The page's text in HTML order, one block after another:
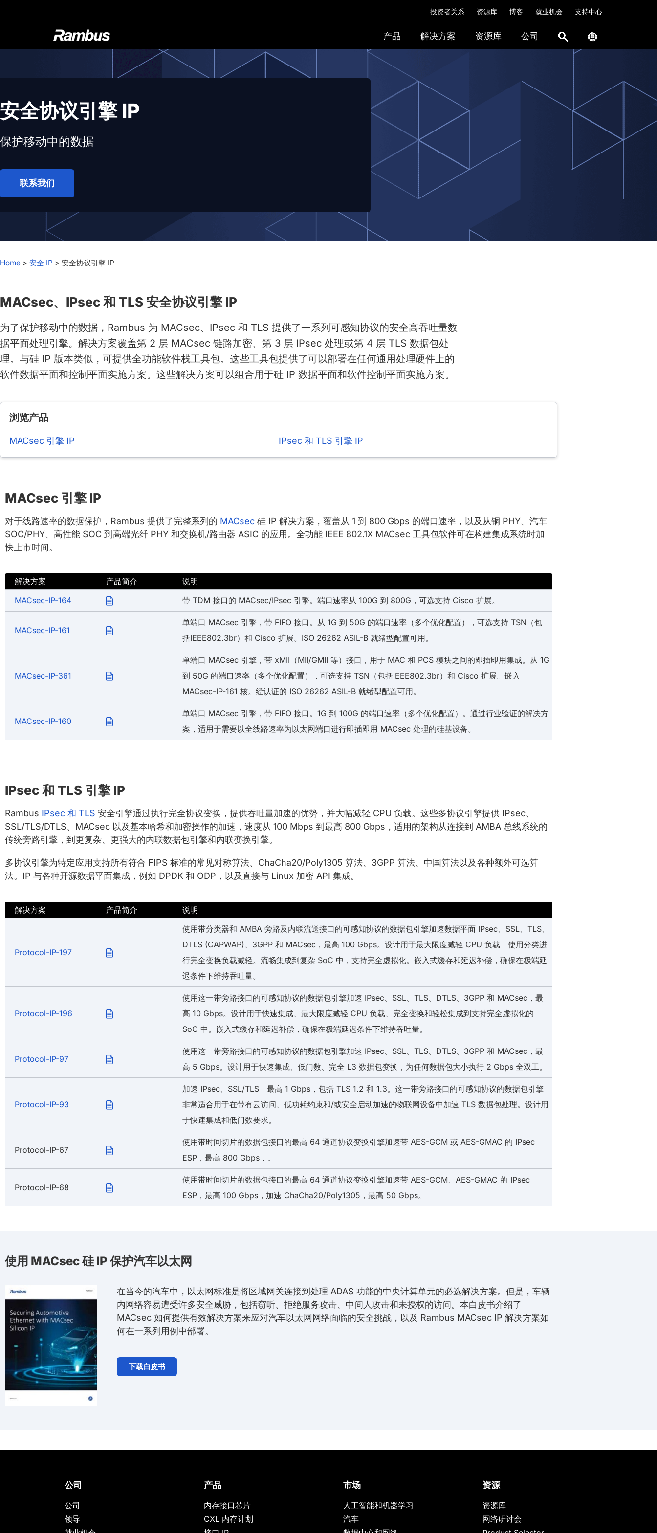
投资者关系 资源库 博客 就业机会 支持中心
Rambus
At
we
cutting-
edge
and
products,
providing
industry-
chips
and
IP
data
and
safer.
产品 解决方案 资源库 公司
安全协议引擎 IP
保护移动中的数据
联系我们
Home > 安全 IP > 安全协议引擎 IP
MACsec、IPsec 和 TLS 安全协议引擎 IP
为了保护移动中的数据，Rambus 为 MACsec、IPsec 和 TLS 提供了一系列可感知协议的安全高吞吐量数
据平面处理引擎。解决方案覆盖第 2 层 MACsec 链路加密、第 3 层 IPsec 处理或第 4 层 TLS 数据包处
理。与硅 IP 版本类似，可提供全功能软件栈工具包。这些工具包提供了可以部署在任何通用处理硬件上的
软件数据平面和控制平面实施方案。这些解决方案可以组合用于硅 IP 数据平面和软件控制平面实施方案。
浏览产品
MACsec 引擎 IP IPsec 和 TLS 引擎 IP
MACsec 引擎 IP
对于线路速率的数据保护，Rambus 提供了完整系列的 MACsec 硅 IP 解决方案，覆盖从 1 到 800 Gbps 的端口速率，以及从铜 PHY、汽车
SOC/PHY、高性能 SOC 到高端光纤 PHY 和交换机/路由器 ASIC 的应用。全功能 IEEE 802.1X MACsec 工具包软件可在构建集成系统时加
快上市时间。
解决方案 产品简介
说明
MACsec-IP-164
带 TDM 接口的 MACsec/IPsec 引擎。端口速率从 100G 到 800G，可选支持 Cisco 扩展。
MACsec-IP-161
单端口 MACsec 引擎，带 FIFO 接口。从 1G 到 50G 的端口速率（多个优化配置），可选支持 TSN（包
括IEEE802.3br）和 Cisco 扩展。ISO 26262 ASIL-B 就绪型配置可用。
MACsec-IP-361
单端口 MACsec 引擎，带 xMII（MII/GMII 等）接口，用于 MAC 和 PCS 模块之间的即插即用集成。从 1G
到 50G 的端口速率（多个优化配置），可选支持 TSN（包括IEEE802.3br）和 Cisco 扩展。嵌入
MACsec-IP-161 核。经认证的 ISO 26262 ASIL-B 就绪型配置可用。
MACsec-IP-160
单端口 MACsec 引擎，带 FIFO 接口。1G 到 100G 的端口速率（多个优化配置）。通过行业验证的解决方
案，适用于需要以全线路速率为以太网端口进行即插即用 MACsec 处理的硅基设备。
IPsec 和 TLS 引擎 IP
Rambus IPsec 和 TLS 安全引擎通过执行完全协议变换，提供吞吐量加速的优势，并大幅减轻 CPU 负载。这些多协议引擎提供 IPsec、
SSL/TLS/DTLS、MACsec 以及基本哈希和加密操作的加速，速度从 100 Mbps 到最高 800 Gbps，适用的架构从连接到 AMBA 总线系统的
传统旁路引擎，到更复杂、更强大的内联数据包引擎和内联变换引擎。
多协议引擎为特定应用支持所有符合 FIPS 标准的常见对称算法、ChaCha20/Poly1305 算法、3GPP 算法、中国算法以及各种额外可选算
法。IP 与各种开源数据平面集成，例如 DPDK 和 ODP，以及直接与 Linux 加密 API 集成。
解决方案 产品简介 说明
Protocol-IP-197
使用带分类器和 AMBA 旁路及内联流送接口的可感知协议的数据包引擎加速数据平面 IPsec、SSL、TLS、
DTLS (CAPWAP)、3GPP 和 MACsec，最高 100 Gbps。设计用于最大限度减轻 CPU 负载，使用分类进
行完全变换负载减轻。流畅集成到复杂 SoC 中，支持完全虚拟化。嵌入式缓存和延迟补偿，确保在极端延
迟条件下维持吞吐量。
Protocol-IP-196
使用这一带旁路接口的可感知协议的数据包引擎加速 IPsec、SSL、TLS、DTLS、3GPP 和 MACsec，最
高 10 Gbps。设计用于快速集成、最大限度减轻 CPU 负载、完全变换和轻松集成到支持完全虚拟化的
SoC 中。嵌入式缓存和延迟补偿，确保在极端延迟条件下维持吞吐量。
Protocol-IP-97
使用这一带旁路接口的可感知协议的数据包引擎加速 IPsec、SSL、TLS、DTLS、3GPP 和 MACsec，最
高 5 Gbps。设计用于快速集成、低门数、完全 L3 数据包变换，为任何数据包大小执行 2 Gbps 全双工。
Protocol-IP-93
加速 IPsec、SSL/TLS，最高 1 Gbps，包括 TLS 1.2 和 1.3。这一带旁路接口的可感知协议的数据包引擎
非常适合用于在带有云访问、低功耗约束和/或安全启动加速的物联网设备中加速 TLS 数据包处理。设计用
于快速集成和低门数要求。
Protocol-IP-67
使用带时间切片的数据包接口的最高 64 通道协议变换引擎加速带 AES-GCM 或 AES-GMAC 的 IPsec
ESP，最高 800 Gbps，。
Protocol-IP-68
使用带时间切片的数据包接口的最高 64 通道协议变换引擎加速带 AES-GCM、AES-GMAC 的 IPsec
ESP，最高 100 Gbps，加速 ChaCha20/Poly1305，最高 50 Gbps。
使用 MACsec 硅 IP 保护汽车以太网
在当今的汽车中，以太网标准是将区域网关连接到处理 ADAS 功能的中央计算单元的必选解决方案。但是，车辆
内网络容易遭受许多安全威胁，包括窃听、拒绝服务攻击、中间人攻击和未授权的访问。本白皮书介绍了
MACsec 如何提供有效解决方案来应对汽车以太网网络面临的安全挑战，以及 Rambus MACsec IP 解决方案如
何在一系列用例中部署。
下载白皮书
公司
公司
领导
产品
内存接口芯片
CXL 内存计划
市场
人工智能和机器学习
汽车
资源
资源库
网络研讨会